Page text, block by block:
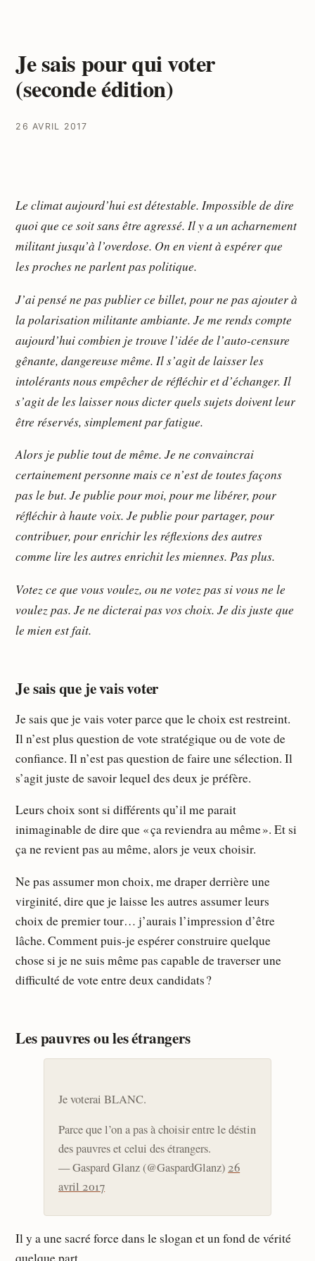
Je sais pour qui voter
(seconde édition)
26 AVRIL 2017
Le climat aujourd’hui est détestable. Impossible de dire
quoi que ce soit sans être agressé. Il y a un acharnement
militant jusqu’à l’overdose. On en vient à espérer que
les proches ne parlent pas politique.
J’ai pensé ne pas publier ce billet, pour ne pas ajouter à
la polarisation militante ambiante. Je me rends compte
aujourd’hui combien je trouve l’idée de l’auto-censure
gênante, dangereuse même. Il s’agit de laisser les
intolérants nous empêcher de réfléchir et d’échanger. Il
s’agit de les laisser nous dicter quels sujets doivent leur
être réservés, simplement par fatigue.
Alors je publie tout de même. Je ne convaincrai
certainement personne mais ce n’est de toutes façons
pas le but. Je publie pour moi, pour me libérer, pour
réfléchir à haute voix. Je publie pour partager, pour
contribuer, pour enrichir les réflexions des autres
comme lire les autres enrichit les miennes. Pas plus.
Votez ce que vous voulez, ou ne votez pas si vous ne le
voulez pas. Je ne dicterai pas vos choix. Je dis juste que
le mien est fait.
Je sais que je vais voter
Je sais que je vais voter parce que le choix est restreint.
Il n’est plus question de vote stratégique ou de vote de
confiance. Il n’est pas question de faire une sélection. Il
s’agit juste de savoir lequel des deux je préfère.
Leurs choix sont si différents qu’il me parait
inimaginable de dire que « ça reviendra au même ». Et si
ça ne revient pas au même, alors je veux choisir.
Ne pas assumer mon choix, me draper derrière une
virginité, dire que je laisse les autres assumer leurs
choix de premier tour… j’aurais l’impression d’être
lâche. Comment puis-je espérer construire quelque
chose si je ne suis même pas capable de traverser une
difficulté de vote entre deux candidats ?
Les pauvres ou les étrangers
Je voterai BLANC.
Parce que l’on a pas à choisir entre le déstin
des pauvres et celui des étrangers.
— Gaspard Glanz (@GaspardGlanz) 26
avril 2017
Il y a une sacré force dans le slogan et un fond de vérité
quelque part.